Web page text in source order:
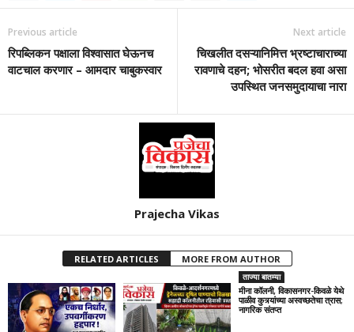
Previous article
रिपब्लिकन पक्षाला विश्वासात घेऊनच
वाटचाल करणार – आमदार चाबुकस्वार
Next article
चिखलीत दसऱ्यानिमित्त भ्रष्टाचाराच्या
रावणाचे दहन; भोसरीत बदल हवा असा
उपस्थित जनसमुदायाचा नारा
Prajecha Vikas
RELATED ARTICLES MORE FROM AUTHOR
ताज्या बातम्या
मीना कॉलनी, विकासनगर-किवळे येथे
पाळीव कुत्र्यांच्या अस्वच्छतेचा त्रास;
नागरिक संतप्त